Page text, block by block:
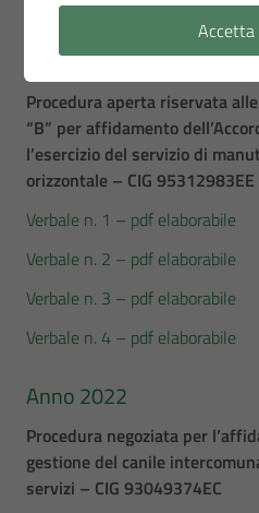
Verbale n. 4
Procedura aperta riservata
“B” per affidamento
l’esercizio del servizio di
orizzontale – CIG 95312983EE
Verbale n. 1 – pdf elaborabile
Verbale n. 2 – pdf elaborabile
Verbale n. 3 – pdf elaborabile
Verbale n. 4 – pdf elaborabile
Anno 2022
Procedura negoziata per
gestione del canile
servizi – CIG 93049374EC